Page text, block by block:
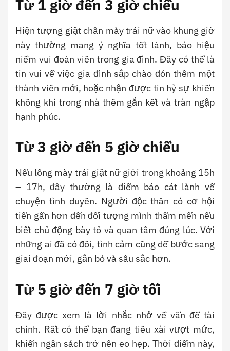
Từ 1 giờ đến 3 giờ chiều
Hiện tượng giật chân mày trái nữ vào khung giờ
này thường mang ý nghĩa tốt lành, báo hiệu
niềm vui đoàn viên trong gia đình. Đây có thể là
tin vui về việc gia đình sắp chào đón thêm một
thành viên mới, hoặc nhận được tin hỷ sự khiến
không khí trong nhà thêm gắn kết và tràn ngập
hạnh phúc.
Từ 3 giờ đến 5 giờ chiều
Nếu lông mày trái giật nữ giới trong khoảng 15h
– 17h, đây thường là điềm báo cát lành về
chuyện tình duyên. Người độc thân có cơ hội
tiến gần hơn đến đối tượng mình thầm mến nếu
biết chủ động bày tỏ và quan tâm đúng lúc. Với
những ai đã có đôi, tình cảm cũng dễ bước sang
giai đoạn mới, gắn bó và sâu sắc hơn.
Từ 5 giờ đến 7 giờ tối
Đây được xem là lời nhắc nhở về vấn đề tài
chính. Rất có thể bạn đang tiêu xài vượt mức,
khiến ngân sách trở nên eo hẹp. Thời điểm này,